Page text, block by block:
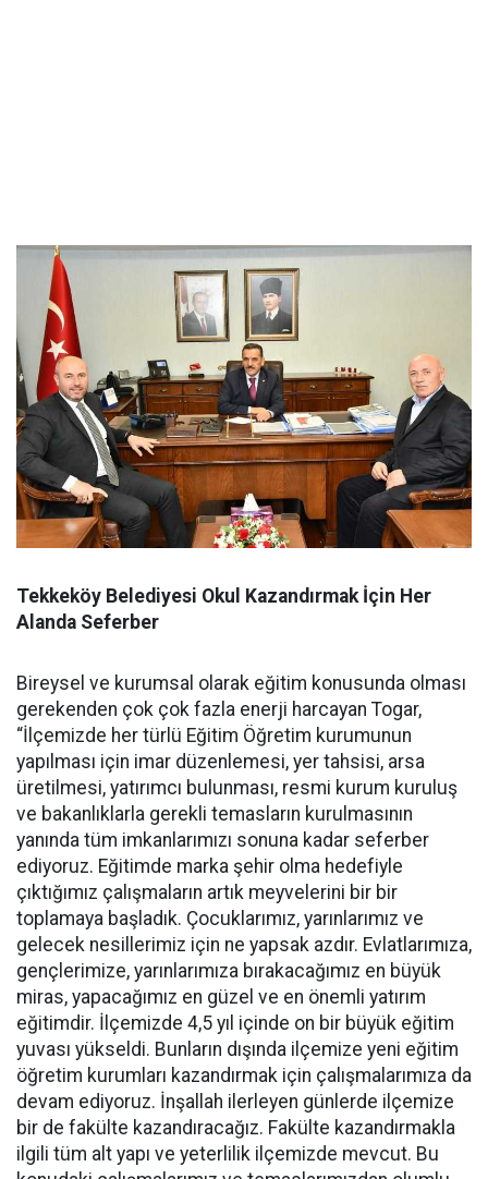
Tekkeköy Belediyesi Okul Kazandırmak İçin Her
Alanda Seferber
Bireysel ve kurumsal olarak eğitim konusunda olması
gerekenden çok çok fazla enerji harcayan Togar,
“İlçemizde her türlü Eğitim Öğretim kurumunun
yapılması için imar düzenlemesi, yer tahsisi, arsa
üretilmesi, yatırımcı bulunması, resmi kurum kuruluş
ve bakanlıklarla gerekli temasların kurulmasının
yanında tüm imkanlarımızı sonuna kadar seferber
ediyoruz. Eğitimde marka şehir olma hedefiyle
çıktığımız çalışmaların artık meyvelerini bir bir
toplamaya başladık. Çocuklarımız, yarınlarımız ve
gelecek nesillerimiz için ne yapsak azdır. Evlatlarımıza,
gençlerimize, yarınlarımıza bırakacağımız en büyük
miras, yapacağımız en güzel ve en önemli yatırım
eğitimdir. İlçemizde 4,5 yıl içinde on bir büyük eğitim
yuvası yükseldi. Bunların dışında ilçemize yeni eğitim
öğretim kurumları kazandırmak için çalışmalarımıza da
devam ediyoruz. İnşallah ilerleyen günlerde ilçemize
bir de fakülte kazandıracağız. Fakülte kazandırmakla
ilgili tüm alt yapı ve yeterlilik ilçemizde mevcut. Bu